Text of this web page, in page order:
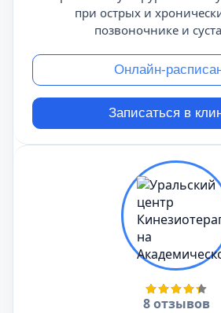
при острых и
позвоночнике и
Онлайн-
Записаться в
8 отзывов